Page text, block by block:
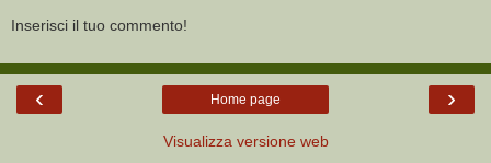
Inserisci il tuo commento!
‹ ›
Home page
Visualizza versione web